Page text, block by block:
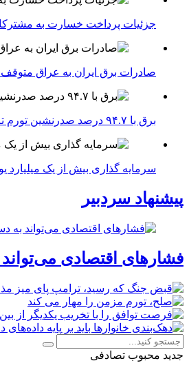
جزئیات پرداخت خسارت به
صادرات برق ایران به عراق
برق با ۹۴.۷ درصد صدرنشین تورم تابستانی!
سرمایه گذاری بیش از یک میلیارد
پیشنهاد سردبیر
فشارهای اقتصادی
جدید محبوب تصادفی